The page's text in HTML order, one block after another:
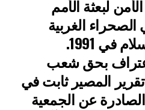
لبعثة الأمم
الصحراء الغربية
في 1991.
بحق شعب
المصير ثابت في
عن الجمعية